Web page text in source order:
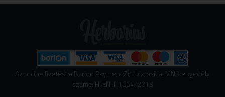
Az online fizetést a Barion Payment Zrt. biztosítja, MNB engedély
száma: H-EN-I-1064/2013